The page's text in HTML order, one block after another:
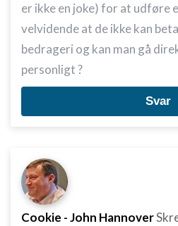
er ikke en joke) for at udføre
velvidende at de ikke kan
bedrageri og kan man gå
personligt ?
Svar
Cookie - John Hannover